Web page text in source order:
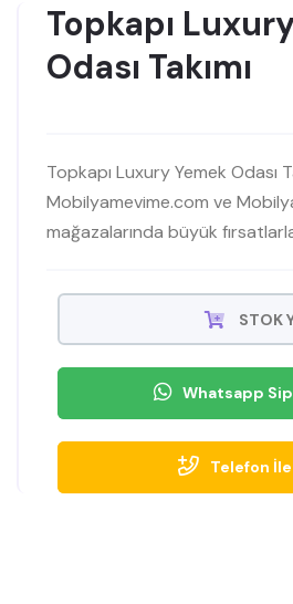
Topkapı
Odası Takımı
Topkapı Luxury Yemek Odası
Mobilyamevime.com ve
mağazalarında büyük
STOK
Whatsapp
Telefon